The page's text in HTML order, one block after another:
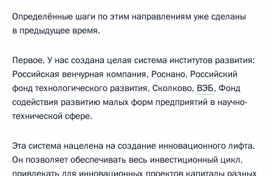
Определённые шаги по этим направлениям уже сделаны
в предыдущее время.
Первое. У нас создана целая система институтов развития:
Российская венчурная компания, Роснано, Российский
фонд технологического развития, Сколково, ВЭБ, Фонд
содействия развитию малых форм предприятий в научно-
технической сфере.
Эта система нацелена на создание инновационного лифта.
Он позволяет обеспечивать весь инвестиционный цикл,
привлекать для инновационных проектов капиталы разных